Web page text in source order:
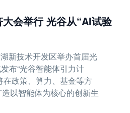
会举行 光谷从“AI试验
新技术开发区举办首届光
布“光谷智能体引力计
在政策、算力、基金等方
以智能体为核心的创新生